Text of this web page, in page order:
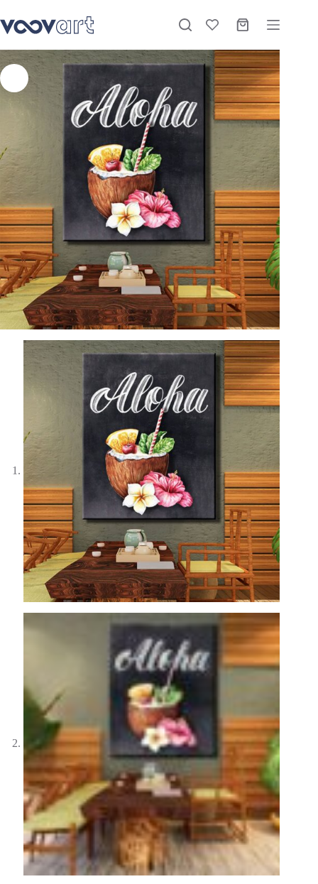
₺1.075,00 –₺3.420,00
-27%